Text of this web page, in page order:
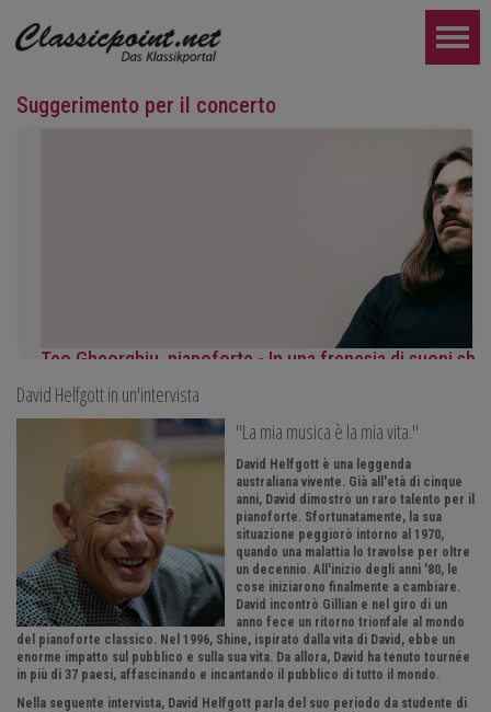
Suggerimento per il concerto
Teo Gheorghiu, pianoforte - In una frenesia di suoni
Recital pianistico
sabato 29 agosto 2026, ore 17:30 presso l'Hotel Ristorante
ULTERIORE...
David Helfgott in un'intervista
"La mia musica è la mia vita."
David Helfgott è una leggenda
australiana vivente. Già all'età di cinque
anni, David dimostrò un raro talento per il
pianoforte. Sfortunatamente, la sua
situazione peggiorò intorno al 1970,
quando una malattia lo travolse per oltre
un decennio. All'inizio degli anni '80, le
cose iniziarono finalmente a cambiare.
David incontrò Gillian e nel giro di un
anno fece un ritorno trionfale al mondo
del pianoforte classico. Nel 1996, Shine, ispirato dalla vita di David, ebbe un
enorme impatto sul pubblico e sulla sua vita. Da allora, David ha tenuto tournée
in più di 37 paesi, affascinando e incantando il pubblico di tutto il mondo.
Nella seguente intervista, David Helfgott parla del suo periodo da studente di